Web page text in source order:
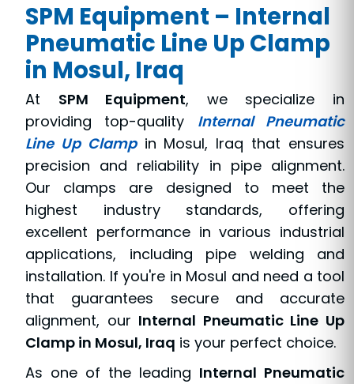
SPM Equipment – Internal
Pneumatic Line Up Clamp
in Mosul, Iraq
At SPM Equipment, we specialize in
providing top-quality Internal Pneumatic
Line Up Clampin Mosul, Iraq that ensures
precision and reliability in pipe alignment.
Our clamps are designed to meet the
highest industry standards, offering
excellent performance in various industrial
applications, including pipe welding and
installation. If you're in Mosul and need a tool
that guarantees secure and accurate
alignment, our Internal Pneumatic Line Up
Clamp in Mosul, Iraq is your perfect choice.
As one of the leading Internal Pneumatic